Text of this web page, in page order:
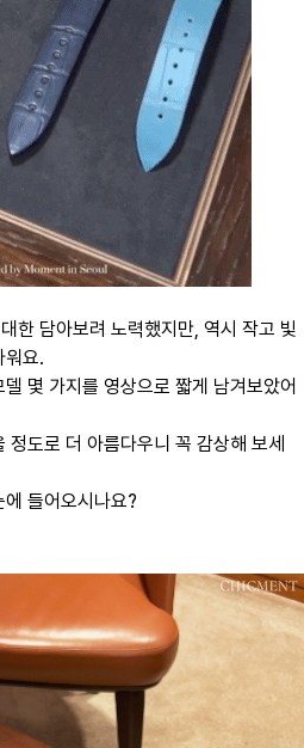
한 담아보려 노력했지만, 역시 작고 빛
워요.
몇 가지를 영상으로 짧게 남겨보았어
정도로 더 아름다우니 꼭 감상해 보세
들어오시나요?